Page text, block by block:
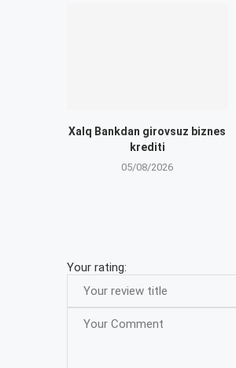
Xalq Bankdan girovsuz biznes
krediti
05/08/2026
Your rating: